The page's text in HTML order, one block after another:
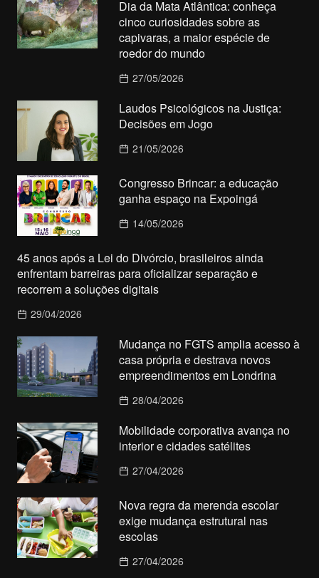
Dia da Mata Atlântica: conheça
cinco curiosidades sobre as
capivaras, a maior espécie de
roedor do mundo
27/05/2026
Laudos Psicológicos na Justiça:
Decisões em Jogo
21/05/2026
Congresso Brincar: a educação
ganha espaço na Expoingá
14/05/2026
45 anos após a Lei do Divórcio, brasileiros ainda
enfrentam barreiras para oficializar separação e
recorrem a soluções digitais
29/04/2026
Mudança no FGTS amplia acesso à
casa própria e destrava novos
empreendimentos em Londrina
28/04/2026
Mobilidade corporativa avança no
interior e cidades satélites
27/04/2026
Nova regra da merenda escolar
exige mudança estrutural nas
escolas
27/04/2026